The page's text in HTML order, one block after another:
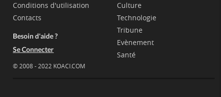
Conditions d'utilisation
Contacts
Besoin d'aide ?
Se Connecter
© 2008 - 2022 KOACI.COM
Culture
Technologie
Tribune
Evènement
Santé